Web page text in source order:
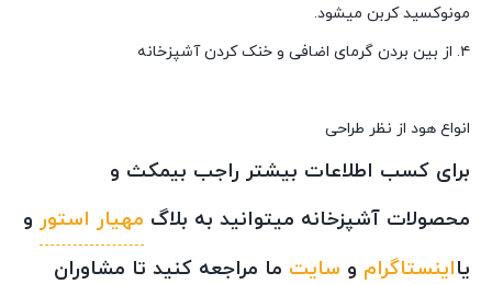
مونوکسید کربن میشود.
۴. از بین بردن گرمای اضافی و خنک کردن آشپزخانه
انواع هود از نظر طراحی
برای کسب اطلاعات بیشتر راجب بیمکث و
محصولات آشپزخانه میتوانید به بلاگ مهیار استور و
یااینستاگرام و سایت ما مراجعه کنید تا مشاوران